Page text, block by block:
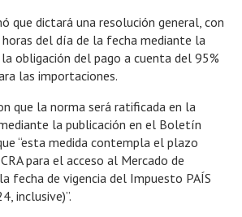
que dictará una resolución general, con
del día de la fecha mediante la
obligación del pago a cuenta del 95%
las importaciones.
que la norma será ratificada en la
la publicación en el Boletín
“esta medida contempla el plazo
para el acceso al Mercado de
fecha de vigencia del Impuesto PAÍS
inclusive)”.